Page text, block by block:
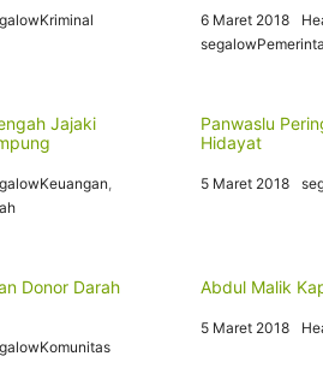
6 Maret 2018
Jajaki
,
Panwaslu
Hidayat
5 Maret 2018
Donor Darah
Abdul Malik
5 Maret 2018